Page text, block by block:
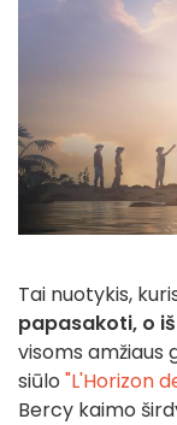
Tai nuotykis,
papasakoti, o
visoms amžiaus
siūlo "L'Horizon
Bercy kaimo